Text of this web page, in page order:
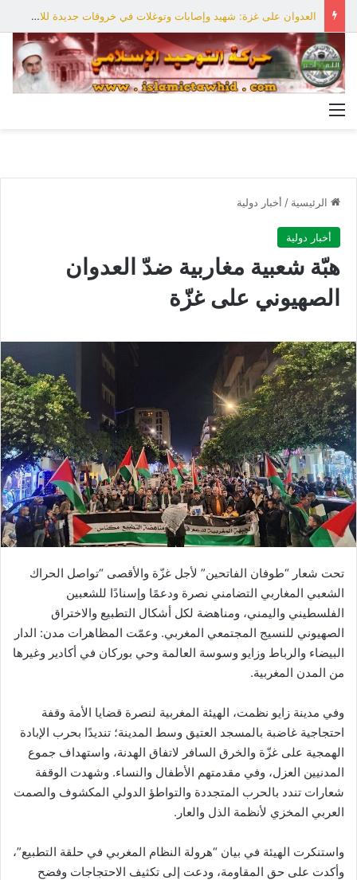
العدوان على غزة: شهيد وإصابات وتوغلات في خروقات جديدة للاحتلال
الرئيسية / أخبار دولية
أخبار دولية
هبّة شعبية مغاربية ضدّ العدوان
الصهيوني على غزّة
تحت شعار “طوفان الفاتحين” لأجل غزّة والأقصى “تواصل الحراك
الشعبي المغاربي التضامني نصرة ودعمًا وإسنادًا للشعبين
الفلسطيني واليمني، ومناهضة لكل أشكال التطبيع والاختراق
الصهيوني للنسيج المجتمعي المغربي. وعمّت المظاهرات مدن: الدار
البيضاء والرباط وزايو وسوسة العالمة وحي بوركان في أكادير وغيرها
من المدن المغربية.
وفي مدينة زايو نظمت، الهيئة المغربية لنصرة قضايا الأمة وقفة
احتجاجية غاضبة بالمسجد العتيق وسط المدينة؛ تنديدًا بحرب الإبادة
الهمجية على غزّة والخرق السافر لاتفاق الهدنة، واستهداف جموع
المدنيين العزل، وفي مقدمتهم الأطفال والنساء. وشهدت الوقفة
شعارات تندد بالحرب المتجددة والتواطؤ الدولي المكشوف والصمت
العربي المخزي لأنظمة الذل والعار.
واستنكرت الهيئة في بيان “هرولة النظام المغربي في حلقة التطبيع”،
وأكدت على حق المقاومة، ودعت إلى تكثيف الاحتجاجات وفضح